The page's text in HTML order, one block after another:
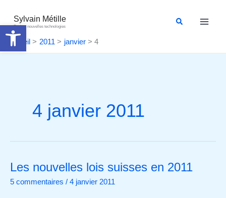
Ouvrir la barre d’outils
contenu
Sylvain Métille
Droit et nouvelles technologies
Rechercher
Accueil 2011 janvier 4
4 janvier 2011
Les nouvelles lois suisses en 2011
5 commentaires / 4 janvier 2011
Les
nouvelles